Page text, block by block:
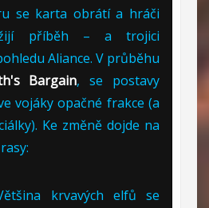
se karta obrátí a hráči
příběh – a trojici
Aliance. V průběhu
Bargain, se postavy
vojáky opačné frakce (a
Ke změně dojde na
krvavých elfů se